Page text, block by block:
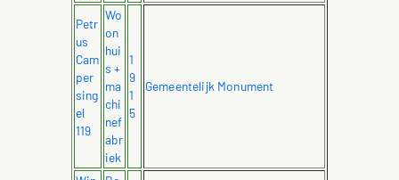
Petr
us
Cam
per
sing
el
119
Wo
on
hui
s +
ma
chi
nef
abr
iek
1
9
1
5
Gemeentelijk Monument